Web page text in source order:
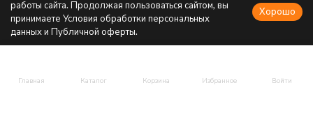
Главная Каталог Корзина Избранное Войти
Информация
работы сайта. Продолжая пользоваться сайтом, вы
принимаете Условия обработки персональных
данных и Публичной оферты.
Хорошо